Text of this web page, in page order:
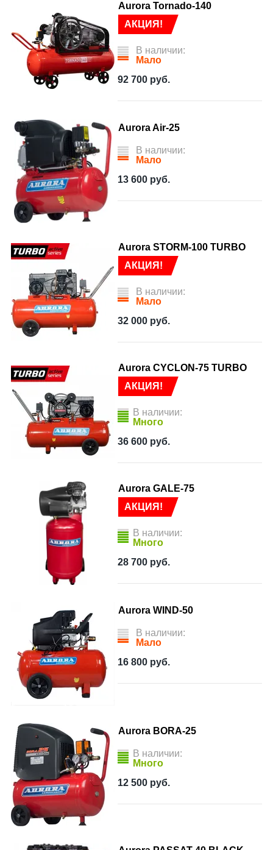
АКЦИЯ!
Aurora Tornado-140
В наличии:
Мало
92 700 руб.
Aurora Air-25
В наличии:
Мало
13 600 руб.
АКЦИЯ!
Aurora STORM-100 TURBO
В наличии:
Мало
32 000 руб.
АКЦИЯ!
Aurora CYCLON-75 TURBO
В наличии:
Много
36 600 руб.
АКЦИЯ!
Aurora GALE-75
В наличии:
Много
28 700 руб.
Aurora WIND-50
В наличии:
Мало
16 800 руб.
Aurora BORA-25
В наличии:
Много
12 500 руб.